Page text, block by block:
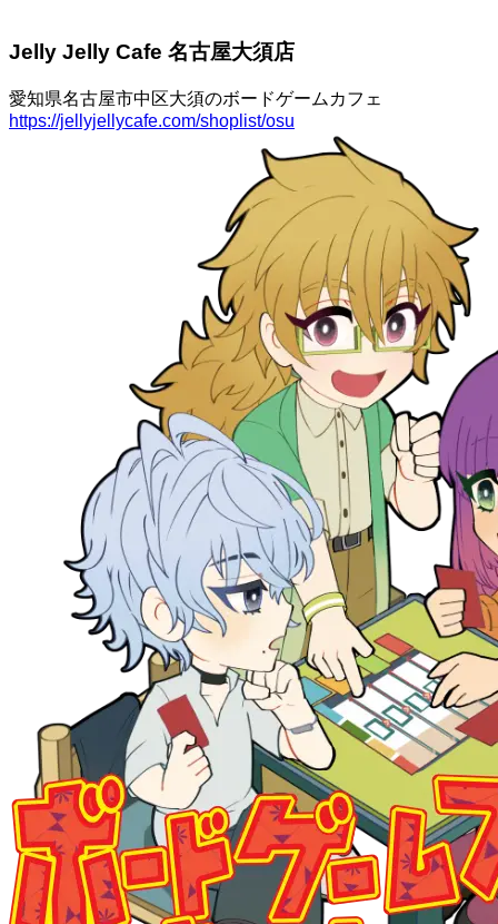
Jelly Jelly Cafe 名古屋大須店
愛知県名古屋市中区大須のボードゲームカフェ
https://jellyjellycafe.com/shoplist/osu